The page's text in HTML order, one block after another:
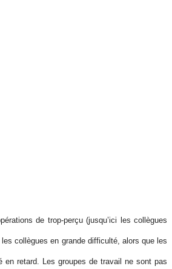
de trop-perçu (jusqu’ici les collègues
collègues en grande difficulté, alors que les
en retard. Les groupes de travail ne sont pas